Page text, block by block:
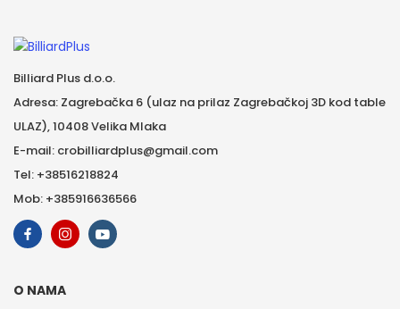
Billiard Plus d.o.o.
Adresa: Zagrebačka 6 (ulaz na prilaz Zagrebačkoj 3D kod table
ULAZ), 10408 Velika Mlaka
E-mail: crobilliardplus@gmail.com
Tel: +38516218824
Mob: +385916636566
O NAMA